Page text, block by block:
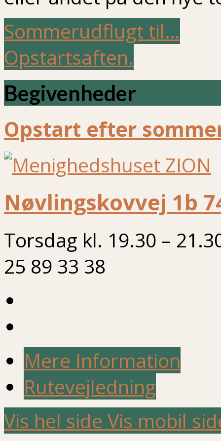
Sommerudflugt til…
Opstartsaften.
Begivenheder
Opstart efter
Nøvlingskovvej 1b
Torsdag kl. 19.30 –
25 89 33 38
Mere Information
Rutevejledning
Vis hel side Vis mobil